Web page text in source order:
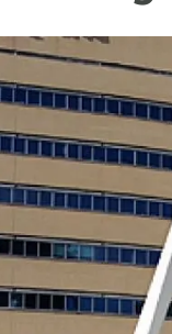
Observación
Temas
Synthesis